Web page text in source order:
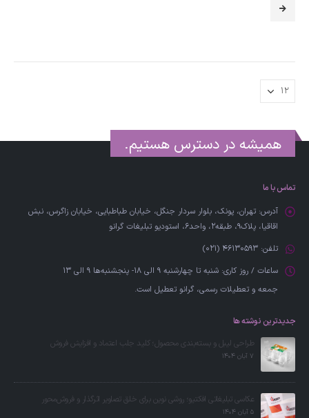
همیشه در دسترس هستیم.
تماس با ما
آدرس: تهران، پونک، بلوار سردار جنگل، خیابان طباطبایی، خیابان زاگرس، نبش
اقاقیا، پلاک۹، طبقه۲، واحد6، استودیو تبلیغات گرانو
تلفن: 46130593 (021)
ساعات / روز کاری: شنبه تا چهارشنبه 9 الی 18- پنجشنبه‌ها 9 الی 13
جمعه‌ و تعطیلات رسمی، گرانو تعطیل است.
جدیدترین نوشته ها
طراحی لیبل و بسته‌بندی محصول؛ کلید جلب اعتماد و افزایش فروش
7 آبان 1404
عکاسی تبلیغاتی افکتیو؛ روشی نوین برای خلق تصاویر اثرگذار و فروش‌محور
5 آبان 1404